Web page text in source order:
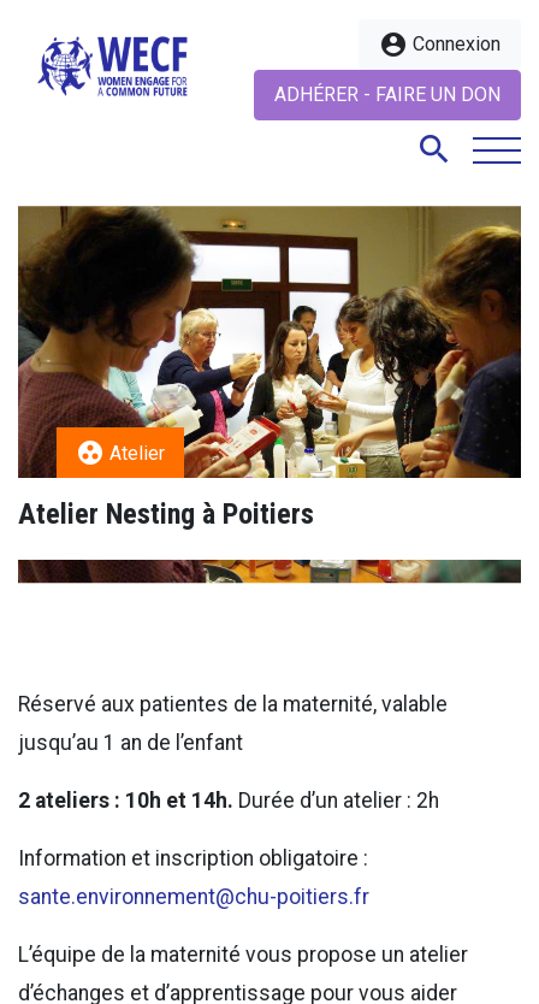
account_circle Connexion
ADHÉRER - FAIRE UN DON
search
search
group_work Atelier
Atelier Nesting à Poitiers
Réservé aux patientes de la maternité, valable
jusqu’au 1 an de l’enfant
2 ateliers : 10h et 14h. Durée d’un atelier : 2h
Information et inscription obligatoire :
sante.environnement@chu-poitiers.fr
L’équipe de la maternité vous propose un atelier
d’échanges et d’apprentissage pour vous aider